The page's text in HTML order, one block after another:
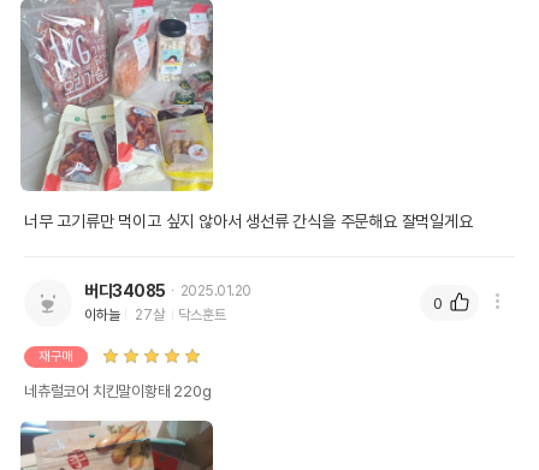
너무 고기류만 먹이고 싶지 않아서 생선류 간식을 주문해요 잘먹일게요
버디34085
2025.01.20
이하늘
27살 닥스훈트
재구매
네츄럴코어 치킨말이황태 220g
0